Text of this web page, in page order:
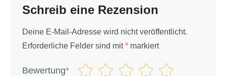
Schreib eine Rezension
Deine E-Mail-Adresse wird nicht veröffentlicht.
Erforderliche Felder sind mit* markiert
Bewertung*